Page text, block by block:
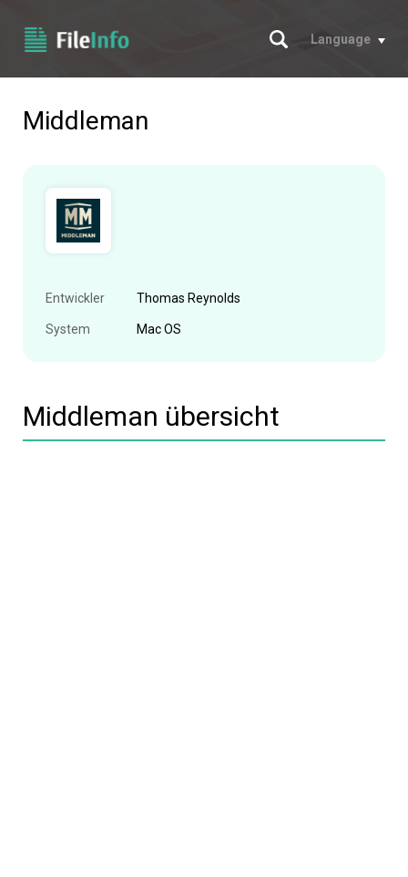
Suche
Language
Middleman
Entwickler Thomas Reynolds
System Mac OS
Middleman übersicht